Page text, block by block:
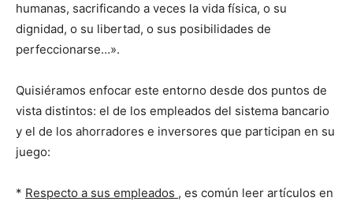
humanas, sacrificando a veces la vida física, o su
dignidad, o su libertad, o sus posibilidades de
perfeccionarse…».
Quisiéramos enfocar este entorno desde dos puntos de
vista distintos: el de los empleados del sistema bancario
y el de los ahorradores e inversores que participan en su
juego:
* Respecto a sus empleados , es común leer artículos en